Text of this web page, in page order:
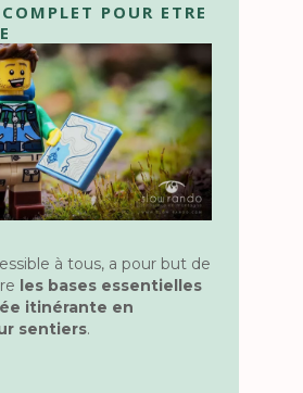
POUR ETRE
à tous, a pour but de
les bases essentielles
itinérante en
sentiers.